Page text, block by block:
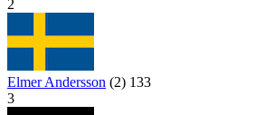
2
Elmer Andersson (2) 133
3